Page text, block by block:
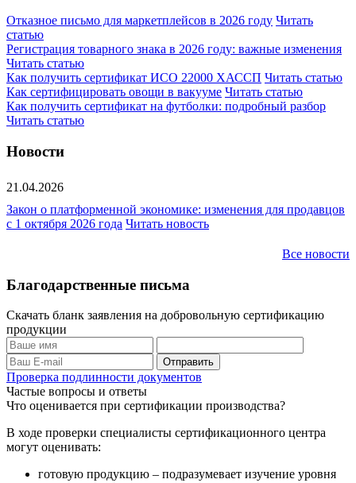
Отказное письмо для маркетплейсов в 2026 году Читать
статью
Регистрация товарного знака в 2026 году: важные изменения
Читать статью
Как получить сертификат ИСО 22000 ХАССП Читать статью
Как сертифицировать овощи в вакууме Читать статью
Как получить сертификат на футболки: подробный разбор
Читать статью
Новости
21.04.2026
Закон о платформенной экономике: изменения для продавцов
с 1 октября 2026 года Читать новость
Все новости
Благодарственные письма
Скачать бланк заявления на добровольную сертификацию
продукции
Проверка подлинности документов
Частые вопросы и ответы
Что оценивается при сертификации производства?
В ходе проверки специалисты сертификационного центра
могут оценивать:
готовую продукцию – подразумевает изучение уровня